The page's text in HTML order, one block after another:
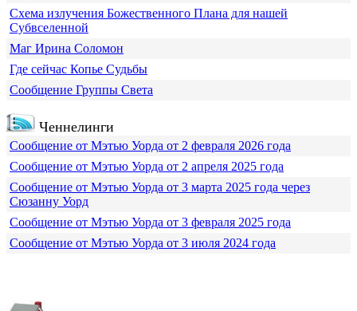
Схема излучения Божественного Плана для нашей
Субвселенной
Маг Ирина Соломон
Где сейчас Копье Судьбы
Сообщение Группы Света
Ченнелинги
Сообщение от Мэтью Уорда от 2 февраля 2026 года
Сообщение от Мэтью Уорда от 2 апреля 2025 года
Сообщение от Мэтью Уорда от 3 марта 2025 года через
Сюзанну Уорд
Сообщение от Мэтью Уорда от 3 февраля 2025 года
Сообщение от Мэтью Уорда от 3 июля 2024 года